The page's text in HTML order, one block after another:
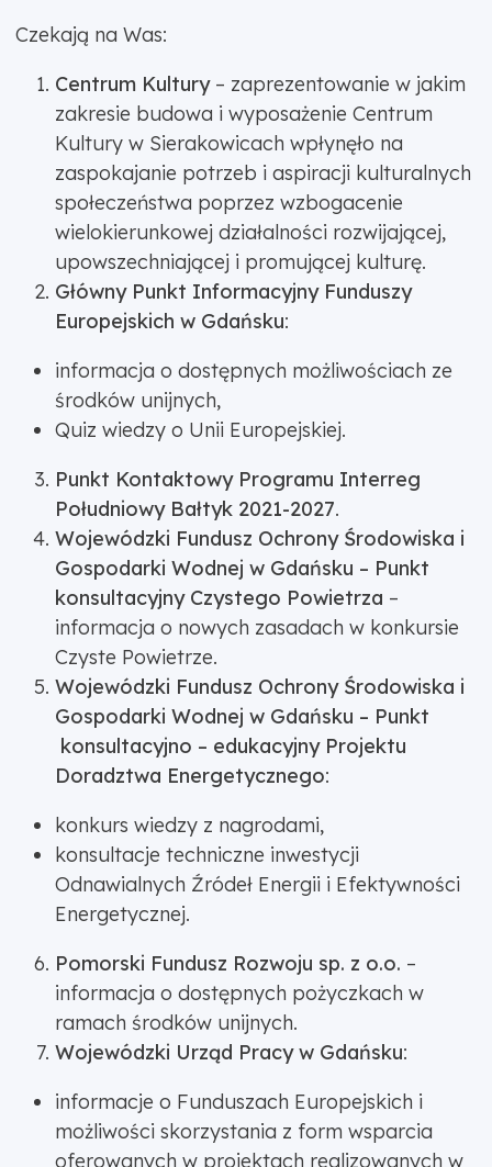
Czekają na Was:
Centrum Kultury– zaprezentowanie w jakim
zakresie budowa i wyposażenie Centrum
Kultury w Sierakowicach wpłynęło na
zaspokajanie potrzeb i aspiracji kulturalnych
społeczeństwa poprzez wzbogacenie
wielokierunkowej działalności rozwijającej,
upowszechniającej i promującej kulturę.
Główny Punkt Informacyjny Funduszy
Europejskich w Gdańsku:
informacja o dostępnych możliwościach ze
środków unijnych,
Quiz wiedzy o Unii Europejskiej.
Punkt Kontaktowy Programu Interreg
Południowy Bałtyk 2021-2027.
Wojewódzki Fundusz Ochrony Środowiska i
Gospodarki Wodnej w Gdańsku – Punkt
konsultacyjny Czystego Powietrza –
informacja o nowych zasadach w konkursie
Czyste Powietrze.
Wojewódzki Fundusz Ochrony Środowiska i
Gospodarki Wodnej w Gdańsku – Punkt
konsultacyjno – edukacyjny Projektu
Doradztwa Energetycznego:
konkurs wiedzy z nagrodami,
konsultacje techniczne inwestycji
Odnawialnych Źródeł Energii i Efektywności
Energetycznej.
Pomorski Fundusz Rozwoju sp. z o.o. –
informacja o dostępnych pożyczkach w
ramach środków unijnych.
Wojewódzki Urząd Pracy w Gdańsku:
informacje o Funduszach Europejskich i
możliwości skorzystania z form wsparcia
oferowanych w projektach realizowanych w